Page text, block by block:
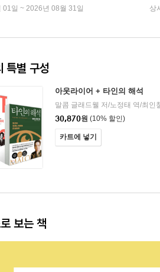
01일 ~ 2026년 08월 31일 상
특별 구성
아웃라이어 + 타인의 해석
30,870원 (10% 할인)
카트에 넣기
보는 책